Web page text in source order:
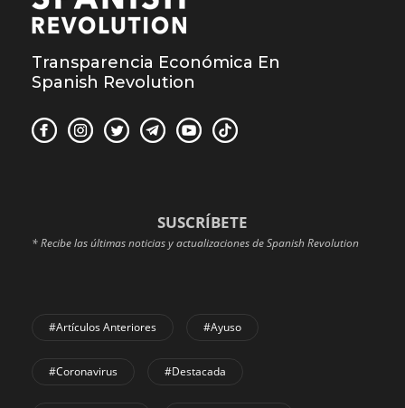
Transparencia Económica En
Spanish Revolution
SUSCRÍBETE
* Recibe las últimas noticias y actualizaciones de Spanish Revolution
#Artículos Anteriores #Ayuso
#coronavirus #Destacada